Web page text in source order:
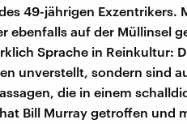
49-jährigen Exzentrikers.
ebenfalls auf der Müllinsel
Sprache in Reinkultur:
unverstellt, sondern sind
die in einem
Bill Murray getroffen und